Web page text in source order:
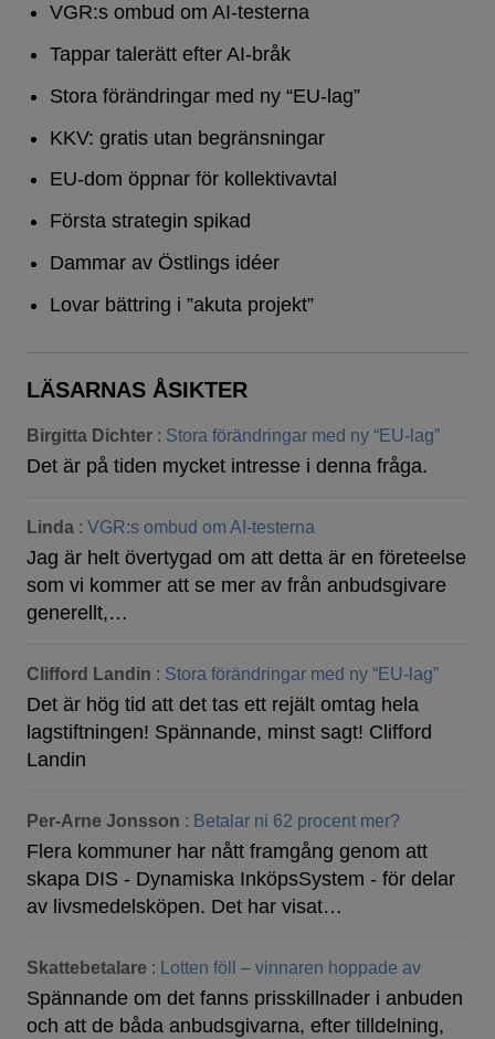
VGR:s ombud om AI-testerna
Tappar talerätt efter AI-bråk
Stora förändringar med ny “EU-lag”
KKV: gratis utan begränsningar
EU-dom öppnar för kollektivavtal
Första strategin spikad
Dammar av Östlings idéer
Lovar bättring i ”akuta projekt”
LÄSARNAS ÅSIKTER
Birgitta Dichter : Stora förändringar med ny “EU-lag”
Det är på tiden mycket intresse i denna fråga.
Linda : VGR:s ombud om AI-testerna
Jag är helt övertygad om att detta är en företeelse
som vi kommer att se mer av från anbudsgivare
generellt,…
Clifford Landin : Stora förändringar med ny “EU-lag”
Det är hög tid att det tas ett rejält omtag hela
lagstiftningen! Spännande, minst sagt! Clifford
Landin
Per-Arne Jonsson : Betalar ni 62 procent mer?
Flera kommuner har nått framgång genom att
skapa DIS - Dynamiska InköpsSystem - för delar
av livsmedelsköpen. Det har visat…
Skattebetalare : Lotten föll – vinnaren hoppade av
Spännande om det fanns prisskillnader i anbuden
och att de båda anbudsgivarna, efter tilldelning,